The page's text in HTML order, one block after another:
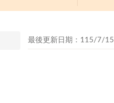
最後更新日期：115/7/15